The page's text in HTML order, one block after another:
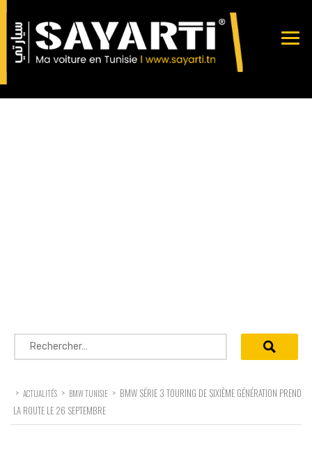
Rechercher :
> ACTUALITÉS > BMW TUNISIE > BMW SÉRIE 3 TOURING DE SIXIÈME GÉNÉRATION PREND
LA ROUTE LE 26 SEPTEMBRE